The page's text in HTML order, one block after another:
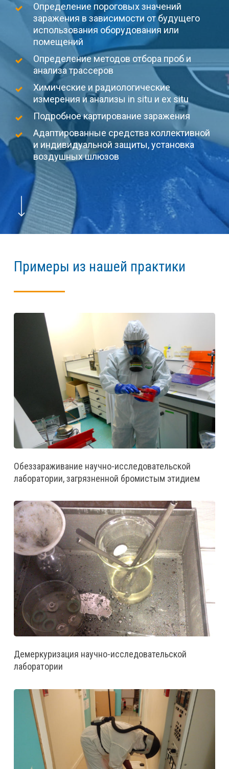
Определение пороговых значений
заражения в зависимости от будущего
использования оборудования или
помещений
Определение методов отбора проб и
анализа трассеров
Химические и радиологические
измерения и анализы in situ и ex situ
Подробное картирование заражения
Адаптированные средства коллективной
и индивидуальной защиты, установка
воздушных шлюзов
Navigate to the next section
Примеры из нашей практики
Обеззараживание научно-исследовательской
лаборатории, загрязненной бромистым этидием
Демеркуризация научно-исследовательской
лаборатории